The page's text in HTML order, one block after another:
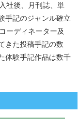
社後、月刊誌、単
手記のジャンル確立
ーディネーター及
きた投稿手記の数
体験手記作品は数千